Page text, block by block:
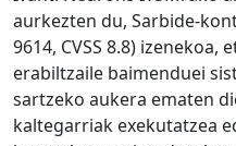
aurkezten du, Sarbide-
9614, CVSS 8.8)
erabiltzaile baimenduei
sartzeko aukera ematen
kaltegarriak exekutatzea